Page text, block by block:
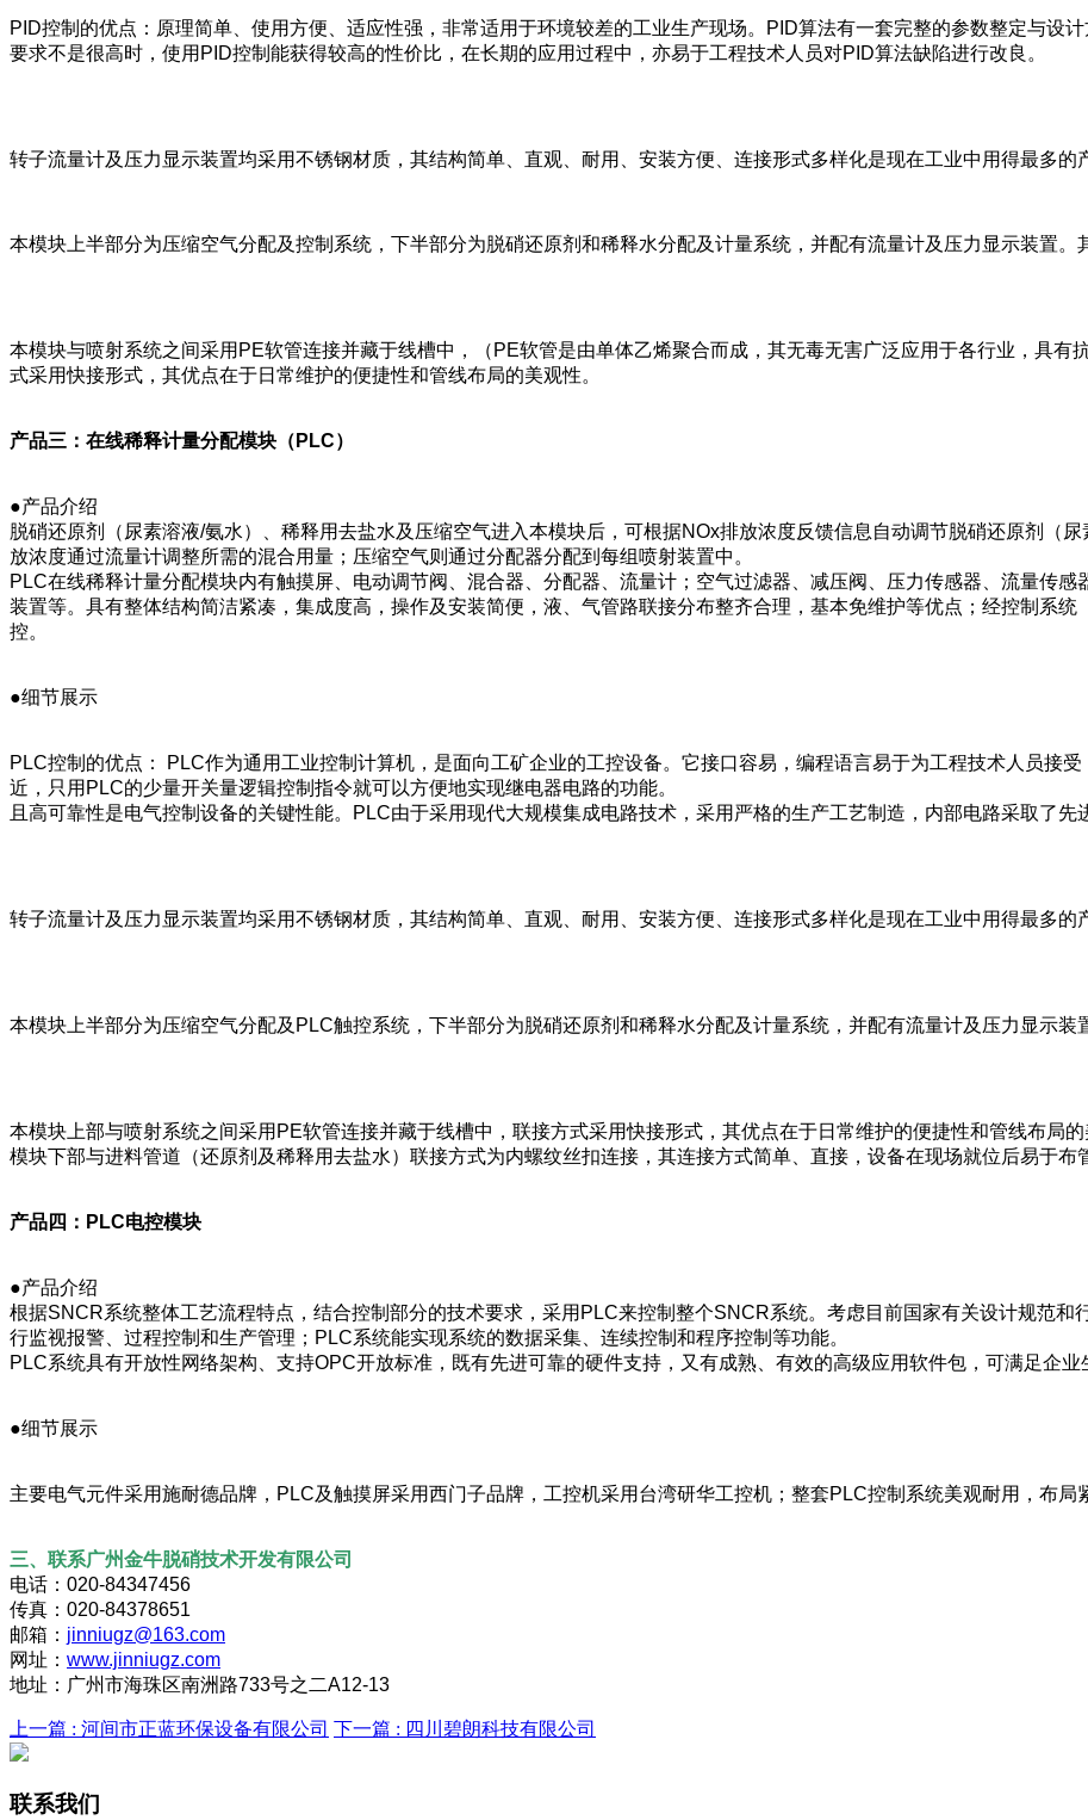
PID控制的优点：原理简单、使用方便、适应性强，非常适用于环境较差的工业生产现场。PID算法有一套完整的参数整定与设
要求不是很高时，使用PID控制能获得较高的性价比，在长期的应用过程中，亦易于工程技术人员对PID算法缺陷进行改良。
转子流量计及压力显示装置均采用不锈钢材质，其结构简单、直观、耐用、安装方便、连接形式多样化是现在工业中用得最多的
本模块上半部分为压缩空气分配及控制系统，下半部分为脱硝还原剂和稀释水分配及计量系统，并配有流量计及压力显示装置。
本模块与喷射系统之间采用PE软管连接并藏于线槽中，（PE软管是由单体乙烯聚合而成，其无毒无害广泛应用于各行业，具有
式采用快接形式，其优点在于日常维护的便捷性和管线布局的美观性。
产品三：在线稀释计量分配模块（PLC）
●产品介绍
脱硝还原剂（尿素溶液/氨水）、稀释用去盐水及压缩空气进入本模块后，可根据NOx排放浓度反馈信息自动调节脱硝还原剂（
放浓度通过流量计调整所需的混合用量；压缩空气则通过分配器分配到每组喷射装置中。
PLC在线稀释计量分配模块内有触摸屏、电动调节阀、混合器、分配器、流量计；空气过滤器、减压阀、压力传感器、流量传
装置等。具有整体结构简洁紧凑，集成度高，操作及安装简便，液、气管路联接分布整齐合理，基本免维护等优点；经控制系
控。
●细节展示
PLC控制的优点： PLC作为通用工业控制计算机，是面向工矿企业的工控设备。它接口容易，编程语言易于为工程技术人员接
近，只用PLC的少量开关量逻辑控制指令就可以方便地实现继电器电路的功能。
且高可靠性是电气控制设备的关键性能。PLC由于采用现代大规模集成电路技术，采用严格的生产工艺制造，内部电路采取了先
转子流量计及压力显示装置均采用不锈钢材质，其结构简单、直观、耐用、安装方便、连接形式多样化是现在工业中用得最多的
本模块上半部分为压缩空气分配及PLC触控系统，下半部分为脱硝还原剂和稀释水分配及计量系统，并配有流量计及压力显示装
本模块上部与喷射系统之间采用PE软管连接并藏于线槽中，联接方式采用快接形式，其优点在于日常维护的便捷性和管线布局的
模块下部与进料管道（还原剂及稀释用去盐水）联接方式为内螺纹丝扣连接，其连接方式简单、直接，设备在现场就位后易于布
产品四：PLC电控模块
●产品介绍
根据SNCR系统整体工艺流程特点，结合控制部分的技术要求，采用PLC来控制整个SNCR系统。考虑目前国家有关设计规范
行监视报警、过程控制和生产管理；PLC系统能实现系统的数据采集、连续控制和程序控制等功能。
PLC系统具有开放性网络架构、支持OPC开放标准，既有先进可靠的硬件支持，又有成熟、有效的高级应用软件包，可满足企业
●细节展示
主要电气元件采用施耐德品牌，PLC及触摸屏采用西门子品牌，工控机采用台湾研华工控机；整套PLC控制系统美观耐用，布局
三、联系广州金牛脱硝技术开发有限公司
电话：020-84347456
传真：020-84378651
邮箱： jinniugz@163.com
网址： www.jinniugz.com
地址：广州市海珠区南洲路733号之二A12-13
上一篇 : 河间市正蓝环保设备有限公司 下一篇 : 四川碧朗科技有限公司
联系我们